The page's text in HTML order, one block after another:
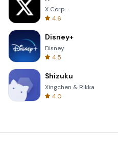
X Corp.
4.6
Disney+
Disney
4.5
Shizuku
Xingchen & Rikka
4.0